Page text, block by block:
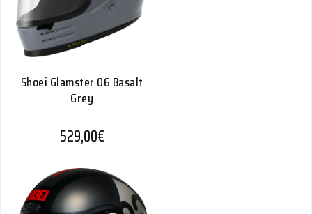
Shoei Glamster 06 Basalt
Grey
529,00€